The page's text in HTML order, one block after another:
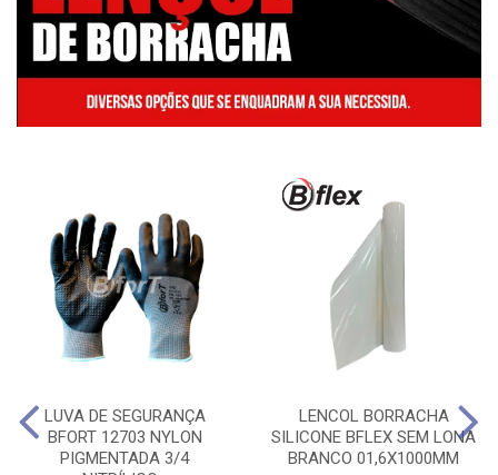
LUVA DE SEGURANÇA
BFORT 12703 NYLON
PIGMENTADA 3/4
LENCOL BORRACHA
SILICONE BFLEX SEM LONA
BRANCO 01,6X1000MM